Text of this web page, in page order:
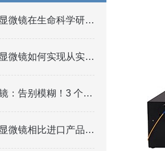
国产共聚焦显微镜在生命科学研究中的实战应用
国产共聚焦显微镜如何实现从实验室样机到量产化产品的跨越
共聚焦显微镜：告别模糊！3 个技巧拍出高清成像
国产共聚焦显微镜相比进口产品有什么优势